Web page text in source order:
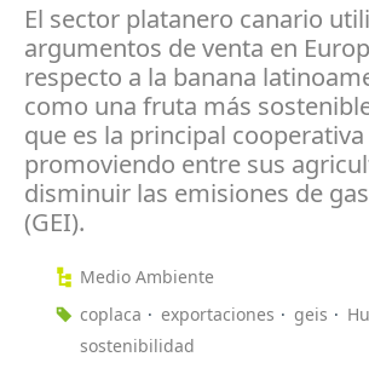
El sector platanero canario
argumentos de venta en
respecto a la banana
como una fruta más
que es la principal
promoviendo entre sus
disminuir las emisiones de
(GEI).
Medio Ambiente
coplaca
exportaciones geis
sostenibilidad